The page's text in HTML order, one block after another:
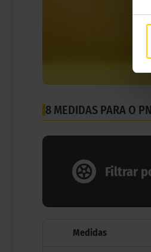
8 MEDIDAS PARA O
Filtrar
Medidas